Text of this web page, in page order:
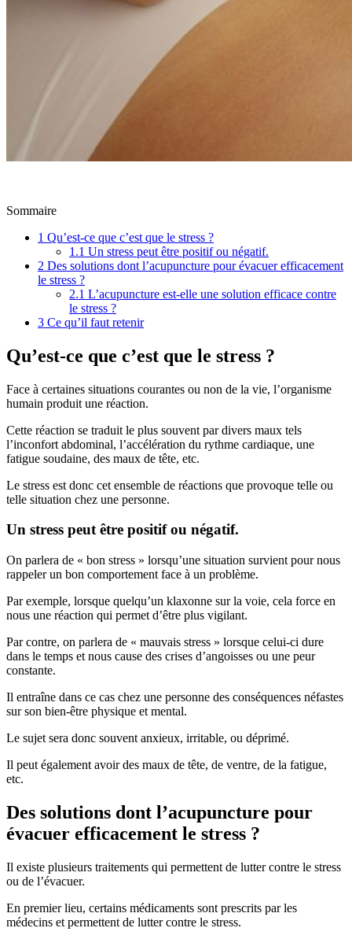
Sommaire
1 Qu’est-ce que c’est que le stress ?
1.1 Un stress peut être positif ou négatif.
2 Des solutions dont l’acupuncture pour évacuer efficacement
le stress ?
2.1 L’acupuncture est-elle une solution efficace contre
le stress ?
3 Ce qu’il faut retenir
Qu’est-ce que c’est que le stress ?
Face à certaines situations courantes ou non de la vie, l’organisme
humain produit une réaction.
Cette réaction se traduit le plus souvent par divers maux tels
l’inconfort abdominal, l’accélération du rythme cardiaque, une
fatigue soudaine, des maux de tête, etc.
Le stress est donc cet ensemble de réactions que provoque telle ou
telle situation chez une personne.
Un stress peut être positif ou négatif.
On parlera de « bon stress » lorsqu’une situation survient pour nous
rappeler un bon comportement face à un problème.
Par exemple, lorsque quelqu’un klaxonne sur la voie, cela force en
nous une réaction qui permet d’être plus vigilant.
Par contre, on parlera de « mauvais stress » lorsque celui-ci dure
dans le temps et nous cause des crises d’angoisses ou une peur
constante.
Il entraîne dans ce cas chez une personne des conséquences néfastes
sur son bien-être physique et mental.
Le sujet sera donc souvent anxieux, irritable, ou déprimé.
Il peut également avoir des maux de tête, de ventre, de la fatigue,
etc.
Des solutions dont l’acupuncture pour
évacuer efficacement le stress ?
Il existe plusieurs traitements qui permettent de lutter contre le stress
ou de l’évacuer.
En premier lieu, certains médicaments sont prescrits par les
médecins et permettent de lutter contre le stress.